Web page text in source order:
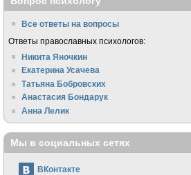
Все ответы на вопросы
Ответы православных психологов:
Никита Яночкин
Екатерина Усачева
Татьяна Бобровских
Анастасия Бондарук
Анна Лелик
Мы в социальных сетях
ВКонтакте